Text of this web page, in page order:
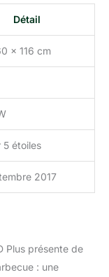
Détail
x 116 cm
5 étoiles
2017
Plus présente de
: une